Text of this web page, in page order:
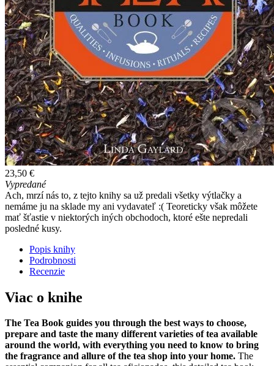
23,50 €
Vypredané
Ach, mrzí nás to, z tejto knihy sa už predali všetky výtlačky a
nemáme ju na sklade my ani vydavateľ :( Teoreticky však môžete
mať šťastie v niektorých iných obchodoch, ktoré ešte nepredali
posledné kusy.
Popis knihy
Podrobnosti
Recenzie
Viac o knihe
The Tea Book guides you through the best ways to choose,
prepare and taste the many different varieties of tea available
around the world, with everything you need to know to bring
the fragrance and allure of the tea shop into your home. The